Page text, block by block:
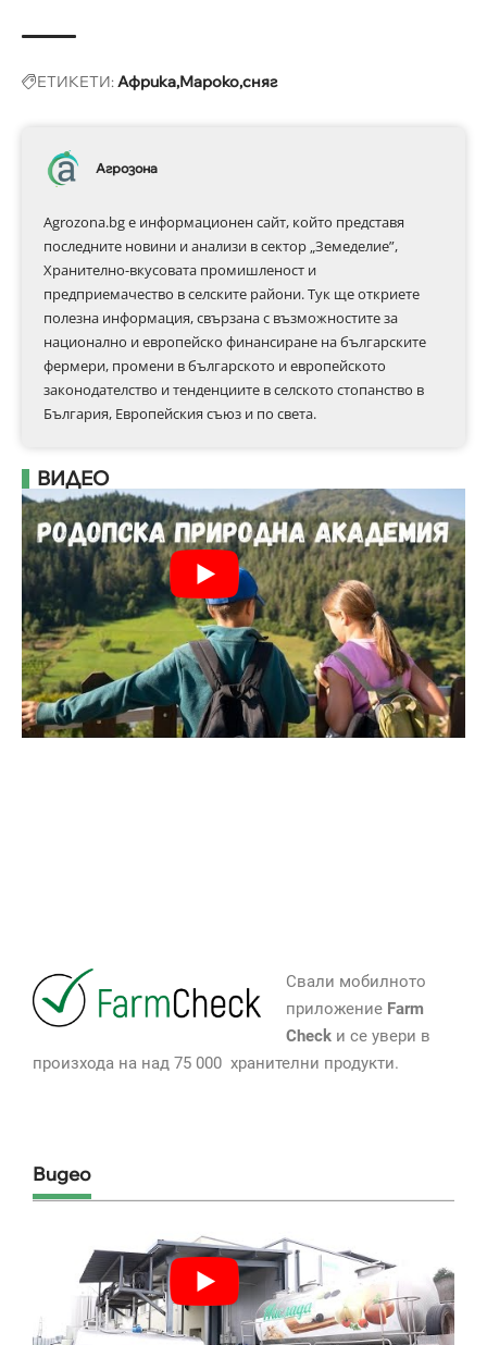
ЕТИКЕТИ: Африка Марокосняг
Агрозона
Agrozona.bg e информационен сайт, който представя
последните новини и анализи в сектор „Земеделие”,
Хранително-вкусовата промишленост и
предприемачество в селските райони. Тук ще откриете
полезна информация, свързана с възможностите за
национално и европейско финансиране на българските
фермери, промени в българското и европейското
законодателство и тенденциите в селското стопанство в
България, Европейския съюз и по света.
ВИДЕО
Свали мобилното
приложение Farm
Checkи се увери в
произхода на над 75 000 хранителни продукти.
Видео